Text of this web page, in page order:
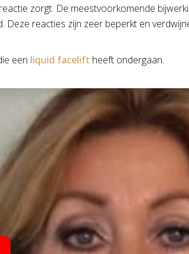
zorgt. De meestvoorkomende
Deze reacties zijn zeer beperkt en
een liquid facelift heeft ondergaan.